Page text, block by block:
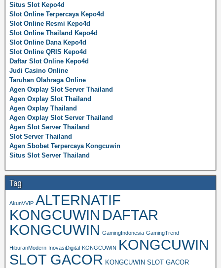
Situs Slot Kepo4d
Slot Online Terpercaya Kepo4d
Slot Online Resmi Kepo4d
Slot Online Thailand Kepo4d
Slot Online Dana Kepo4d
Slot Online QRIS Kepo4d
Daftar Slot Online Kepo4d
Judi Casino Online
Taruhan Olahraga Online
Agen Oxplay Slot Server Thailand
Agen Oxplay Slot Thailand
Agen Oxplay Thailand
Agen Oxplay Slot Server Thailand
Agen Slot Server Thailand
Slot Server Thailand
Agen Sbobet Terpercaya Kongcuwin
Situs Slot Server Thailand
Tag
AkunVVIP ALTERNATIF
KONGCUWIN DAFTAR
KONGCUWIN GamingIndonesia GamingTrend
HiburanModern InovasiDigital KONGCUWIN KONGCUWIN
SLOT GACOR KONGCUWIN SLOT GACOR